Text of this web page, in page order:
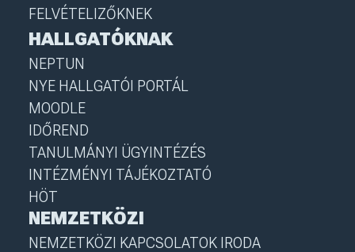
FELVÉTELIZŐKNEK
HALLGATÓKNAK
NEPTUN
NYE HALLGATÓI PORTÁL
MOODLE
IDŐREND
TANULMÁNYI ÜGYINTÉZÉS
INTÉZMÉNYI TÁJÉKOZTATÓ
HÖT
NEMZETKÖZI
NEMZETKÖZI KAPCSOLATOK IRODA